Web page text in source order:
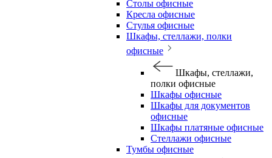
Столы офисные
Кресла офисные
Стулья офисные
Шкафы, стеллажи, полки
офисные
Шкафы, стеллажи,
полки офисные
Шкафы офисные
Шкафы для документов
офисные
Шкафы платяные офисные
Стеллажи офисные
Тумбы офисные